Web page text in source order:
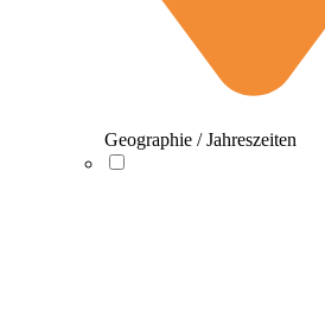
Geographie / Jahreszeiten